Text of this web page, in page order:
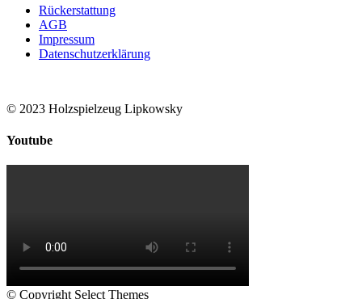
Rückerstattung
AGB
Impressum
Datenschutzerklärung
© 2023 Holzspielzeug Lipkowsky
Youtube
© Copyright Select Themes